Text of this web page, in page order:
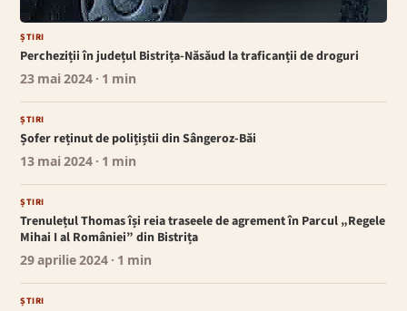
ȘTIRI
Percheziții în județul Bistrița-Năsăud la traficanții de droguri
23 mai 2024 · 1 min
ȘTIRI
Șofer reținut de polițiștii din Sângeroz-Băi
13 mai 2024 · 1 min
ȘTIRI
Trenulețul Thomas își reia traseele de agrement în Parcul „Regele
Mihai I al României” din Bistrița
29 aprilie 2024 · 1 min
ȘTIRI